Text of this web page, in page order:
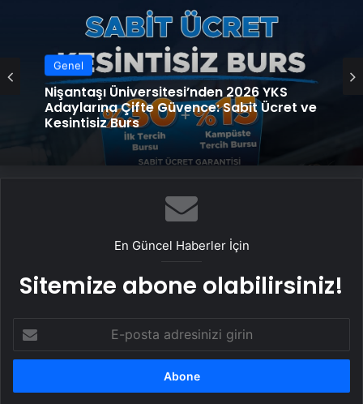
Genel
Nişantaşı Üniversitesi’nden 2026 YKS
Adaylarına Çifte Güvence: Sabit Ücret ve
Kesintisiz Burs
En Güncel Haberler İçin
Sitemize abone olabilirsiniz!
posta
adresinizi